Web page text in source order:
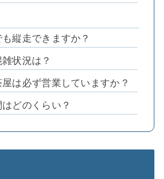
縦走できますか？
状況は？
は必ず営業していますか？
どのくらい？